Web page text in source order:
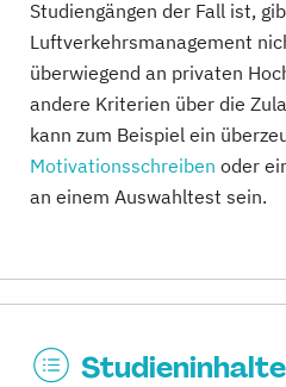
Studiengängen der Fall ist,
Luftverkehrsmanagement
überwiegend an privaten
andere Kriterien über die
kann zum Beispiel ein
Motivationsschreiben oder
an einem Auswahltest sein.
Studieninhalte